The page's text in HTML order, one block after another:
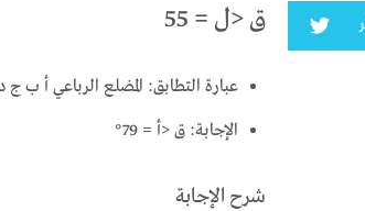
ق <ل = 55
عبارة التطابق: المضلع الرباعي أ
الإجابة: ق <أ = 79°
شرح الإجابة